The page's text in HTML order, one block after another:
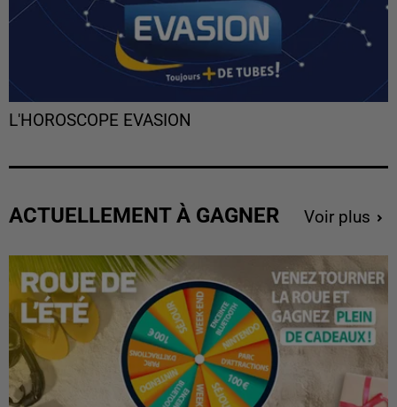
L'HOROSCOPE EVASION
ACTUELLEMENT À GAGNER Voir plus